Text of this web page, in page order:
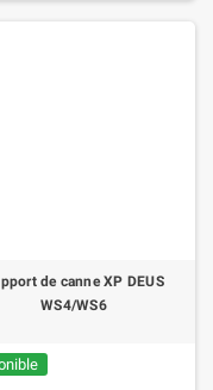
de canne XP DEUS
WS4/WS6